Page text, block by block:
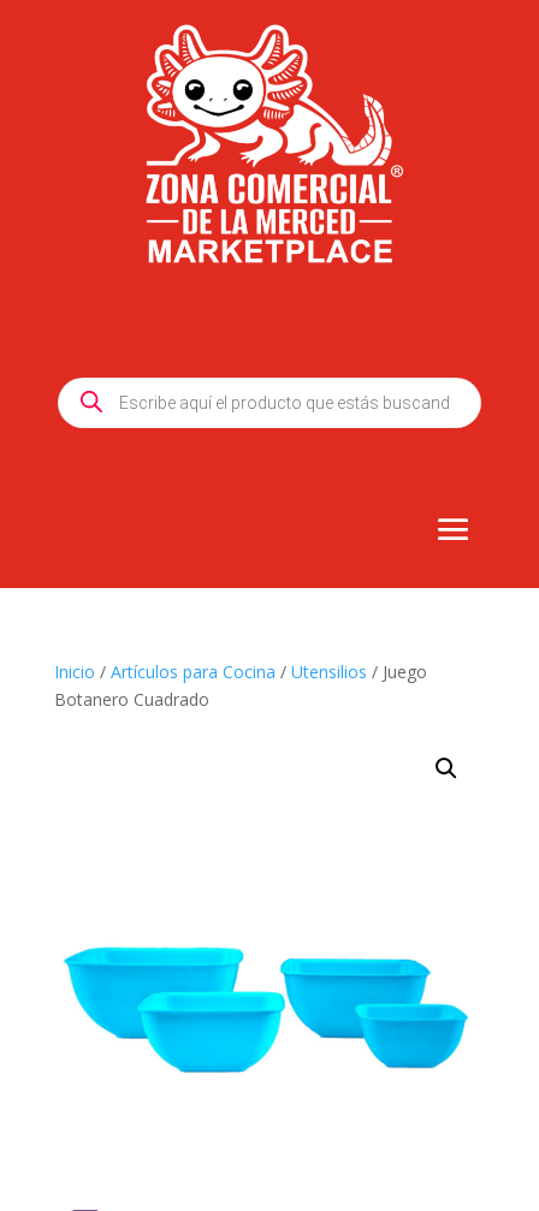
Products
search
Inicio / Artículos para Cocina / Utensilios / Juego
Botanero Cuadrado